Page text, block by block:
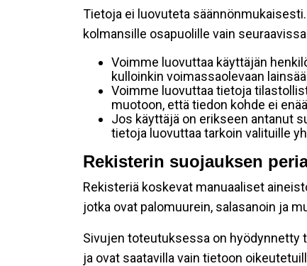
Tietoja ei luovuteta
kolmansille osapuolille vain
Voimme luovuttaa käyttäjän
kulloinkin voimassaolevaan
Voimme luovuttaa tietoja
muotoon, että tiedon kohde ei
Jos käyttäjä on erikseen antanut
tietoja luovuttaa tarkoin valituille
Rekisterin suojauksen
Rekisteriä koskevat manuaaliset
jotka ovat palomuurein, salasanoin ja
Sivujen toteutuksessa on hyödynnetty
ja ovat saatavilla vain tietoon